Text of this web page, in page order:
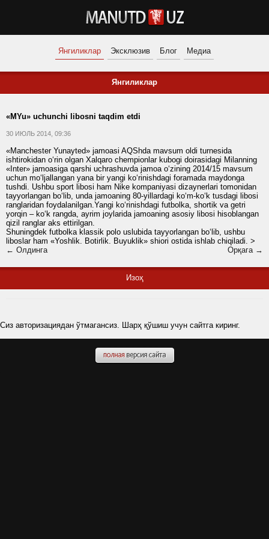
Янгиликлар Эксклюзив Блог Медиа
Янгиликлар
«MYu» uchunchi libosni taqdim etdi
30 ИЮЛЬ 2014, 09:36
«Manchester Yunayted» jamoasi AQShda mavsum oldi turnesida
ishtirokidan o‘rin olgan Xalqaro chempionlar kubogi doirasidagi Milanning
«Inter» jamoasiga qarshi uchrashuvda jamoa o‘zining 2014/15 mavsum
uchun mo‘ljallangan yana bir yangi ko‘rinishdagi foramada maydonga
tushdi. Ushbu sport libosi ham Nike kompaniyasi dizaynerlari tomonidan
tayyorlangan bo‘lib, unda jamoaning 80-yillardagi ko‘m-ko‘k tusdagi libosi
ranglaridan foydalanilgan.Yangi ko‘rinishdagi futbolka, shortik va getri
yorqin – ko‘k rangda, ayrim joylarida jamoaning asosiy libosi hisoblangan
qizil ranglar aks ettirilgan.
Shuningdek futbolka klassik polo uslubida tayyorlangan bo‘lib, ushbu
liboslar ham «Yoshlik. Botirlik. Buyuklik» shiori ostida ishlab chiqiladi. >
← Олдинга
Орқага →
Изоҳ
Сиз авторизациядан ўтмагансиз. Шарҳ қўшиш учун сайтга киринг.